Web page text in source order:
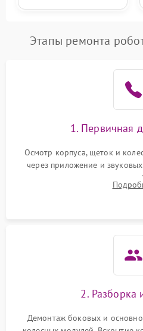
Этапы ремонта
1. Первичная
Осмотр корпуса, щеток и
через приложение и
аккумулятора и
Оценка работы лидара,
2. Разборка
Демонтаж боковых и